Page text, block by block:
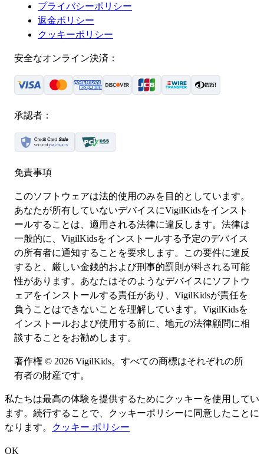
プライバシーポリシー
返金ポリシー
クッキーポリシー
安全なオンライン決済：
承認者：
免責事項
このソフトウェアは法的使用のみを目的としています。
あなたが所有していないデバイスにVigilKidsをインスト
ールすることは、適用される法律に違反します。法律は
一般的に、VigilKidsをインストールする予定のデバイス
の所有者に通知することを要求します。この要件に違反
すると、厳しい金銭的および刑事的罰則が科される可能
性があります。あなたはそのようなデバイスにソフトウ
ェアをインストールする責任があり、VigilKidsが責任を
負うことはできないことを理解しています。VigilKidsを
インストールおよび使用する前に、地元の法律顧問に相
談することをお勧めします。
著作権 © 2026 VigilKids。すべての商標はそれぞれの所
有者の財産です。
私たちは最高の体験を提供するためにクッキーを使用してい
ます。続行することで、クッキーポリシーに同意したことに
なります。
クッキー ポリシー
OK